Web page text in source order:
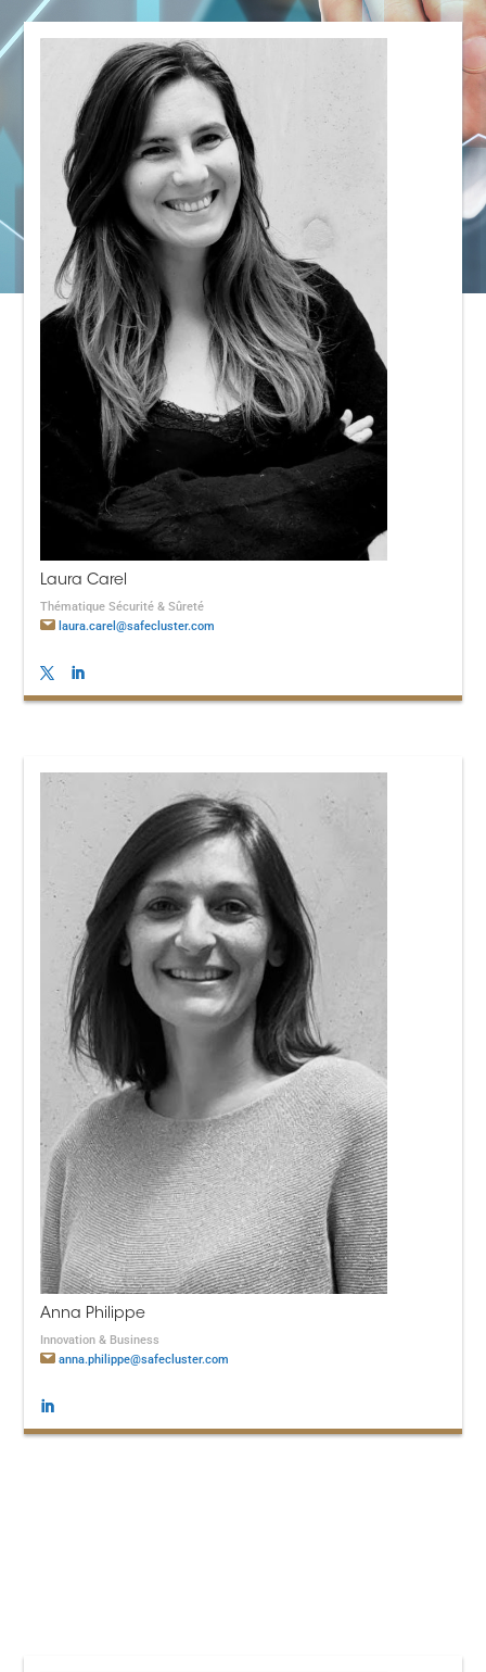
Laura Carel
Thématique Sécurité & Sûreté
laura.carel@safecluster.com
Anna Philippe
Innovation & Business
anna.philippe@safecluster.com